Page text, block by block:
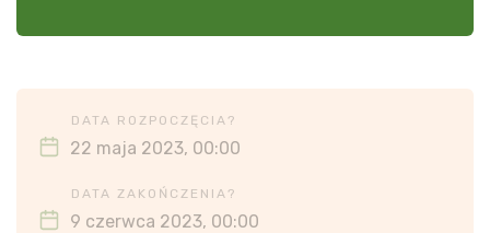
DATA ROZPOCZĘCIA?
22 maja 2023, 00:00
DATA ZAKOŃCZENIA?
9 czerwca 2023, 00:00